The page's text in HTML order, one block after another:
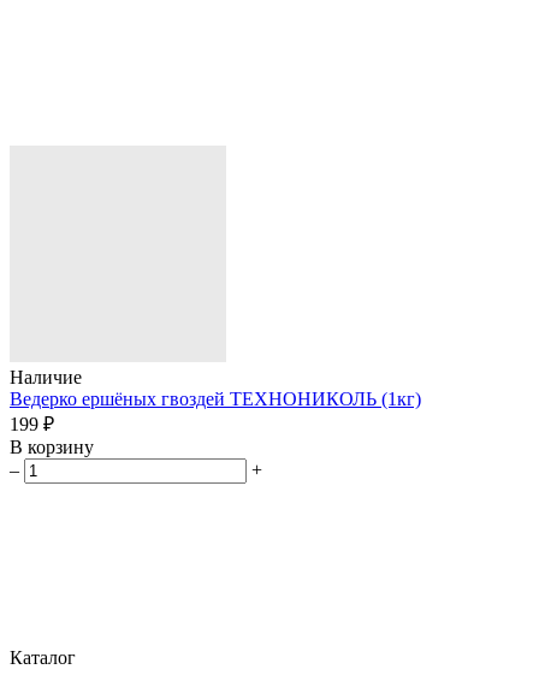
Наличие
Ведерко ершёных гвоздей ТЕХНОНИКОЛЬ (1кг)
199 ₽
В корзину
–
+
Каталог